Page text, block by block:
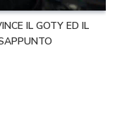
IL GOTY ED IL